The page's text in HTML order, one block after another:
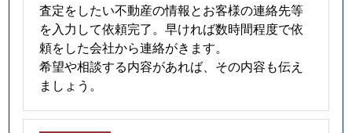
査定をしたい不動産の情報とお客様の連絡先等
を入力して依頼完了。早ければ数時間程度で依
頼をした会社から連絡がきます。
希望や相談する内容があれば、その内容も伝え
ましょう。